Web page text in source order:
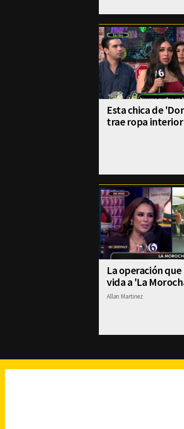
Esta chica de
trae ropa interior
La operación
vida a 'La
Allan Martinez
DERECHOS RESERVADOS ©
Prohibida la reproducción